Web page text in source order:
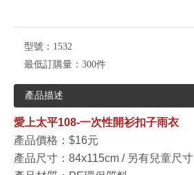
型號： 1532
最低訂購量： 300件
產品描述
愛上太平108-一次性開衫扣子雨衣
產品價格：$16元
產品尺寸：84x115cm / 另有兒童尺寸